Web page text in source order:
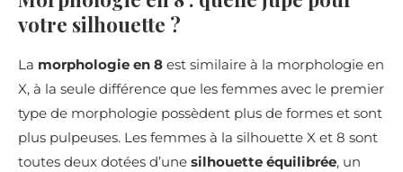
votre silhouette ?
La morphologie en 8 est similaire à la morphologie en
X, à la seule différence que les femmes avec le premier
type de morphologie possèdent plus de formes et sont
plus pulpeuses. Les femmes à la silhouette X et 8 sont
toutes deux dotées d’une silhouette équilibrée, un